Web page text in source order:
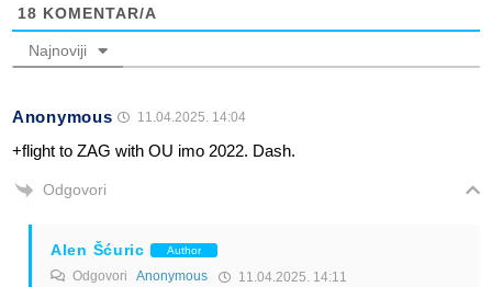
18 KOMENTAR/A
Najnoviji
Anonymous 11.04.2025. 14:04
+flight to ZAG with OU imo 2022. Dash.
Odgovori
Alen Šćuric Author
Odgovori Anonymous 11.04.2025. 14:11